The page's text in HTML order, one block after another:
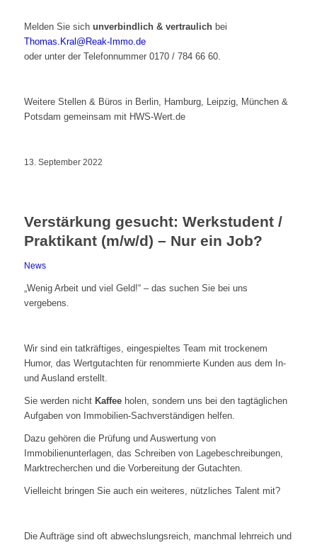
Melden Sie sich unverbindlich & vertraulichbei
Thomas.Kral@Reak-Immo.de
oder unter der Telefonnummer 0170 / 784 66 60.
Weitere Stellen & Büros in Berlin, Hamburg, Leipzig, München &
Potsdam gemeinsam mit HWS-Wert.de
13. September 2022
Verstärkung gesucht: Werkstudent /
Praktikant (m/w/d) – Nur ein Job?
News
„Wenig Arbeit und viel Geld!“ – das suchen Sie bei uns
vergebens.
Wir sind ein tatkräftiges, eingespieltes Team mit trockenem
Humor, das Wertgutachten für renommierte Kunden aus dem In-
und Ausland erstellt.
Sie werden nicht Kaffee holen, sondern uns bei den tagtäglichen
Aufgaben von Immobilien-Sachverständigen helfen.
Dazu gehören die Prüfung und Auswertung von
Immobilienunterlagen, das Schreiben von Lagebeschreibungen,
Marktrecherchen und die Vorbereitung der Gutachten.
Vielleicht bringen Sie auch ein weiteres, nützliches Talent mit?
Die Aufträge sind oft abwechslungsreich, manchmal lehrreich und